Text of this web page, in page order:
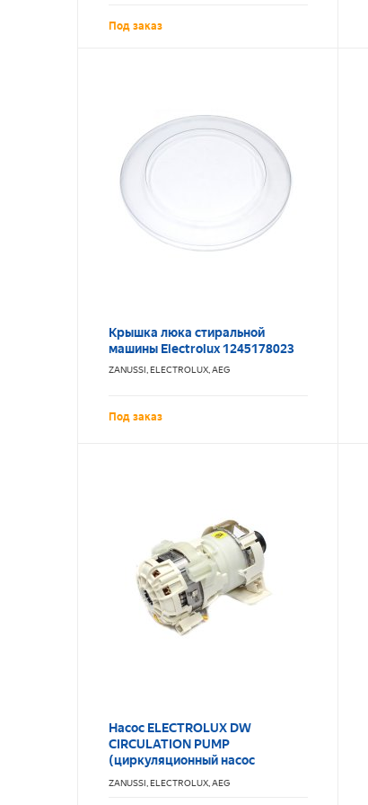
Под заказ
Крышка люка стиральной
машины Electrolux 1245178023
ZANUSSI, ELECTROLUX, AEG
Под заказ
Насос ELECTROLUX DW
CIRCULATION PUMP
(циркуляционный насос
посудомоечной машины с ТЭНом
ZANUSSI, ELECTROLUX, AEG